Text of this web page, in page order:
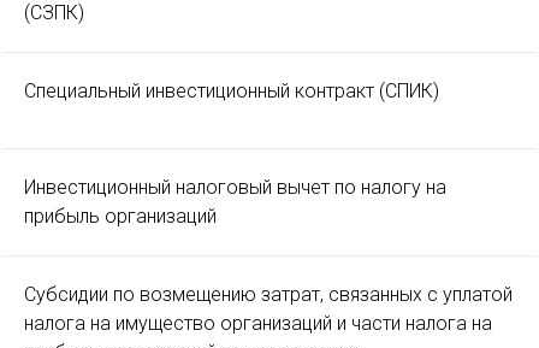
(СЗПК)
Специальный инвестиционный контракт (СПИК)
Инвестиционный налоговый вычет по налогу на
прибыль организаций
Субсидии по возмещению затрат, связанных с уплатой
налога на имущество организаций и части налога на